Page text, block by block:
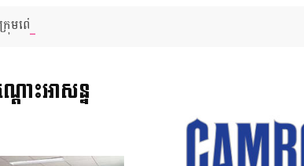
ើកដំបូង ក្នុងកម្មវិធី Junior MasterChef Cambodia
ោះអាសន្ន